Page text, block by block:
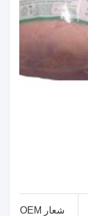
شعار OEM مطبوع أكياس التقلص الحراري للطبخ للدجاج